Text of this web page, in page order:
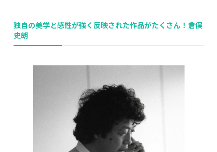
独自の美学と感性が強く反映された作品がたくさん！倉俣
史朗